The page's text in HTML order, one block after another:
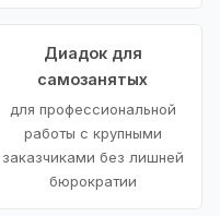
Диадок для
самозанятых
для профессиональной
работы с крупными
заказчиками без лишней
бюрократии